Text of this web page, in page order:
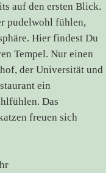
auf den ersten Blick.
pudelwohl fühlen,
Hier findest Du
Tempel. Nur einen
der Universität und
ein
Das
freuen sich